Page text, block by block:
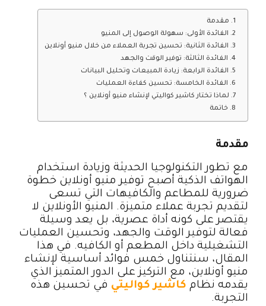
مقدمة
الفائدة الأولى: سهولة الوصول إلى المنيو
الفائدة الثانية: تحسين تجربة العملاء من خلال منيو أونلاين
الفائدة الثالثة: توفير الوقت والجهد
الفائدة الرابعة: زيادة المبيعات وتحليل البيانات
الفائدة الخامسة: تحسين كفاءة العمليات
لماذا تختار كاشير كواليتي لإنشاء منيو أونلاين ؟
خاتمة
مقدمة
مع تطور التكنولوجيا الحديثة وزيادة استخدام
الهواتف الذكية أصبح توفير منيو أونلاين خطوة
ضرورية للمطاعم والكافيهات التي تسعى
لتقديم تجربة عملاء متميزة. المنيو الأونلاين لا
يقتصر على كونه أداة عصرية، بل يعد وسيلة
فعالة لتوفير الوقت والجهد، وتحسين العمليات
التشغيلية داخل المطعم أو الكافيه. في هذا
المقال، سنتناول خمس فوائد أساسية لإنشاء
منيو أونلاين، مع التركيز على الدور المتميز الذي
يقدمه نظام كاشير كواليتي في تحسين هذه
التجربة.